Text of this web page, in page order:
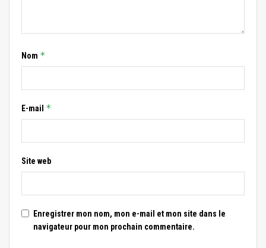
Nom *
E-mail *
Site web
Enregistrer mon nom, mon e-mail et mon site dans le
navigateur pour mon prochain commentaire.